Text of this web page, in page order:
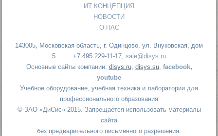
ИТ КОНЦЕПЦИЯ
НОВОСТИ
О НАС
143005, Московская область, г. Одинцово, ул. Внуковская, дом
5 +7 495 229-11-17, sale@disys.ru
Основные сайты компании: disys .ru, disys.su, facebook,
youtube
Учебное оборудование, учебная техника и лаборатории для
профессионального образования
© ЗАО «ДиСис» 2015. Запрещается использовать материалы
сайта
без предварительного письменного разрешения.